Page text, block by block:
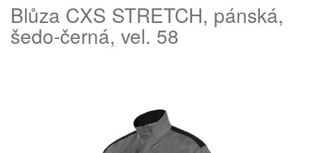
Blůza CXS STRETCH, pánská,
šedo-černá, vel. 58